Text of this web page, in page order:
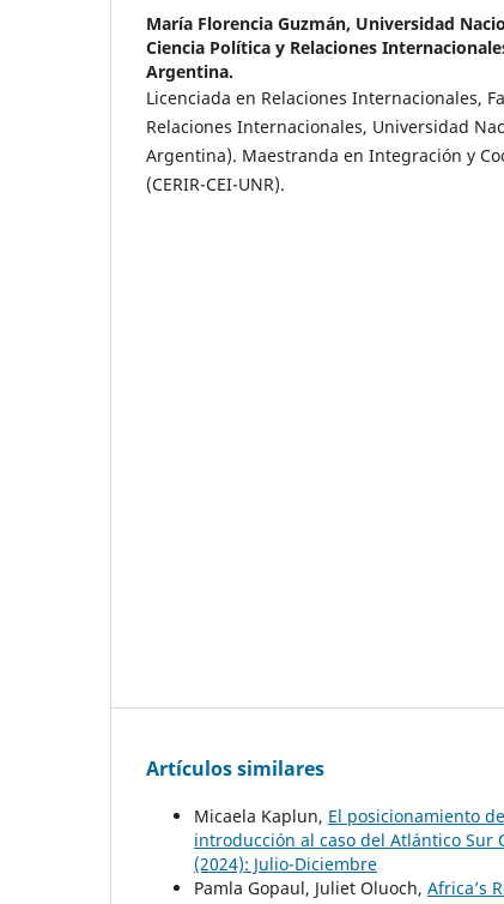
María Florencia Guzmán, Universidad
Ciencia Política y Relaciones
Argentina.
Licenciada en Relaciones Internacionales,
Relaciones Internacionales, Universidad
Argentina). Maestranda en Integración y
(CERIR-CEI-UNR).
Artículos similares
Micaela Kaplun, El posicionamiento
introducción al caso del Atlántico Sur
(2024): Julio-Diciembre
Pamla Gopaul, Juliet Oluoch, Africa’s